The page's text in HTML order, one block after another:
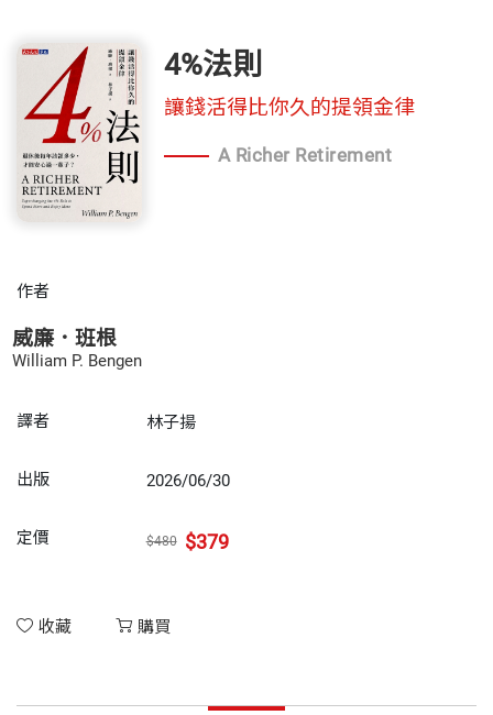
4%法則
讓錢活得比你久的提領金律
A Richer Retirement
作者
威廉．班根
William P. Bengen
譯者 林子揚
出版 2026/06/30
定價 $480 $379
收藏 購買